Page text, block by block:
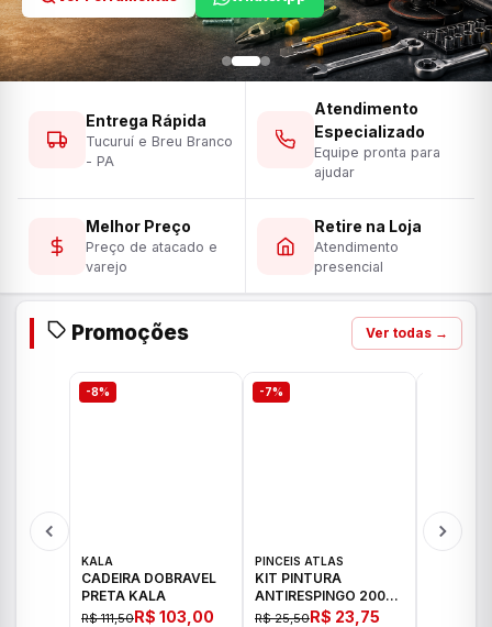
Entrega Rápida
Tucuruí e Breu Branco
- PA
Atendimento
Especializado
Equipe pronta para
ajudar
Melhor Preço
Preço de atacado e
varejo
Retire na Loja
Atendimento
presencial
Promoções Ver todas →
-8%
KALA
CADEIRA DOBRAVEL
PRETA KALA
R$ 111,50R$ 103,00
-7%
PINCEIS ATLAS
KIT PINTURA
ANTIRESPINGO 2003
ATLAS 03 PCS
R$ 25,50R$ 23,75